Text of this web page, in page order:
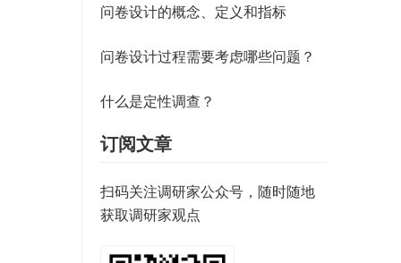
问卷设计的概念、定义和指标
问卷设计过程需要考虑哪些问题？
什么是定性调查？
订阅文章
扫码关注调研家公众号，随时随地
获取调研家观点